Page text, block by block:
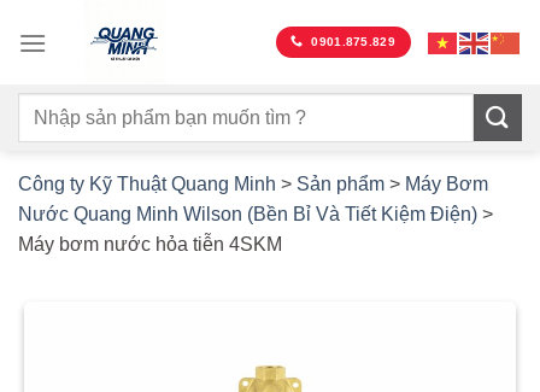
qua
dung
0901.875.829
Công ty Kỹ Thuật Quang Minh > Sản phẩm > Máy Bơm
Nước Quang Minh Wilson (Bền Bỉ Và Tiết Kiệm Điện) >
Máy bơm nước hỏa tiễn 4SKM